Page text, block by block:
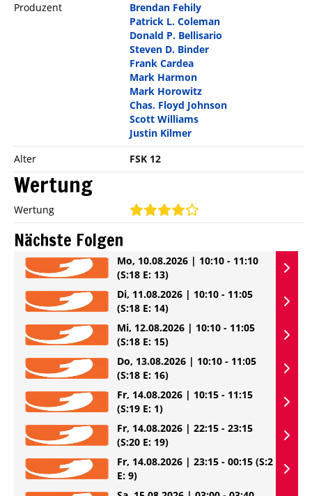
Produzent
Brendan Fehily
Patrick L. Coleman
Donald P. Bellisario
Steven D. Binder
Frank Cardea
Mark Harmon
Mark Horowitz
Chas. Floyd Johnson
Scott Williams
Justin Kilmer
Alter
FSK 12
Wertung
Wertung
Nächste Folgen
Mo, 10.08.2026 | 10:10 - 11:10
(S:18 E: 13)
Di, 11.08.2026 | 10:10 - 11:05
(S:18 E: 14)
Mi, 12.08.2026 | 10:10 - 11:05
(S:18 E: 15)
Do, 13.08.2026 | 10:10 - 11:05
(S:18 E: 16)
Fr, 14.08.2026 | 10:15 - 11:15
(S:19 E: 1)
Fr, 14.08.2026 | 22:15 - 23:15
(S:20 E: 19)
Fr, 14.08.2026 | 23:15 - 00:15 (S:2
E: 9)